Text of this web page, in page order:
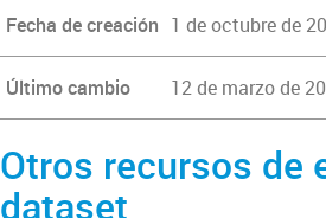
Fecha de creación 1 de octubre de
Último cambio 12 de marzo de
Otros recursos de
dataset